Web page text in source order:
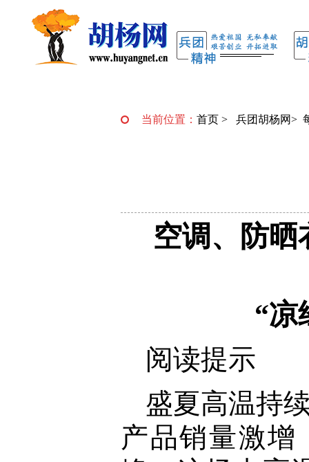
当前位置： 首页 > 兵团胡杨网>
空调、防晒
“凉
阅读提示
盛夏高温持
产品销量激增